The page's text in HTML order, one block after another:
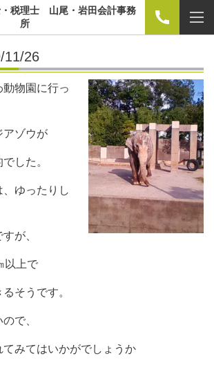
税理士 山尾・岩田会計事務
所
26
物園に行っ
ゾウが
でした。
ゆったりし
が、
以上で
そうです。
で、
みてはいかがでしょうか